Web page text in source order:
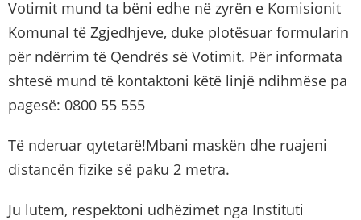
Votimit mund ta bëni edhe në zyrën e Komisionit
Komunal të Zgjedhjeve, duke plotësuar formularin
për ndërrim të Qendrës së Votimit. Për informata
shtesë mund të kontaktoni këtë linjë ndihmëse pa
pagesë: 0800 55 555
Të nderuar qytetarë!Mbani maskën dhe ruajeni
distancën fizike së paku 2 metra.
Ju lutem, respektoni udhëzimet nga Instituti